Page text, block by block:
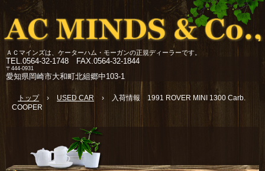
ＡＣマインズは、ケーターハム・モーガンの正規ディーラーです。
TEL.0564-32-1748 FAX.0564-32-1844
〒444-0931
愛知県岡崎市大和町北組郷中103-1
トップ › USED CAR ›
入荷情報 1991 ROVER MINI 1300 Carb.
COOPER